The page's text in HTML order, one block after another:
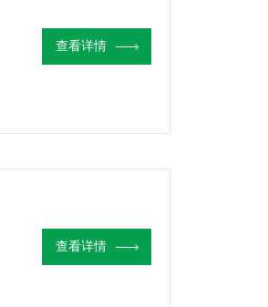
查看详情
查看详情